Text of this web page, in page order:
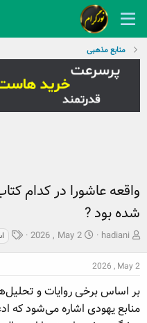
منابع مذهبی
واقعه عاشورا در کدام
شده بود ?
ش
و
ک
ن
hadiani
ت
خ
ش
2026 , May 2
ب
پ
ه
2026 , May 2
بر اساس برخی روایات و
منابع یهودی اشاره می‌شود که